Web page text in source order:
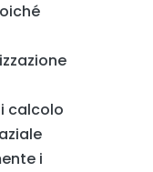
calcolo
i